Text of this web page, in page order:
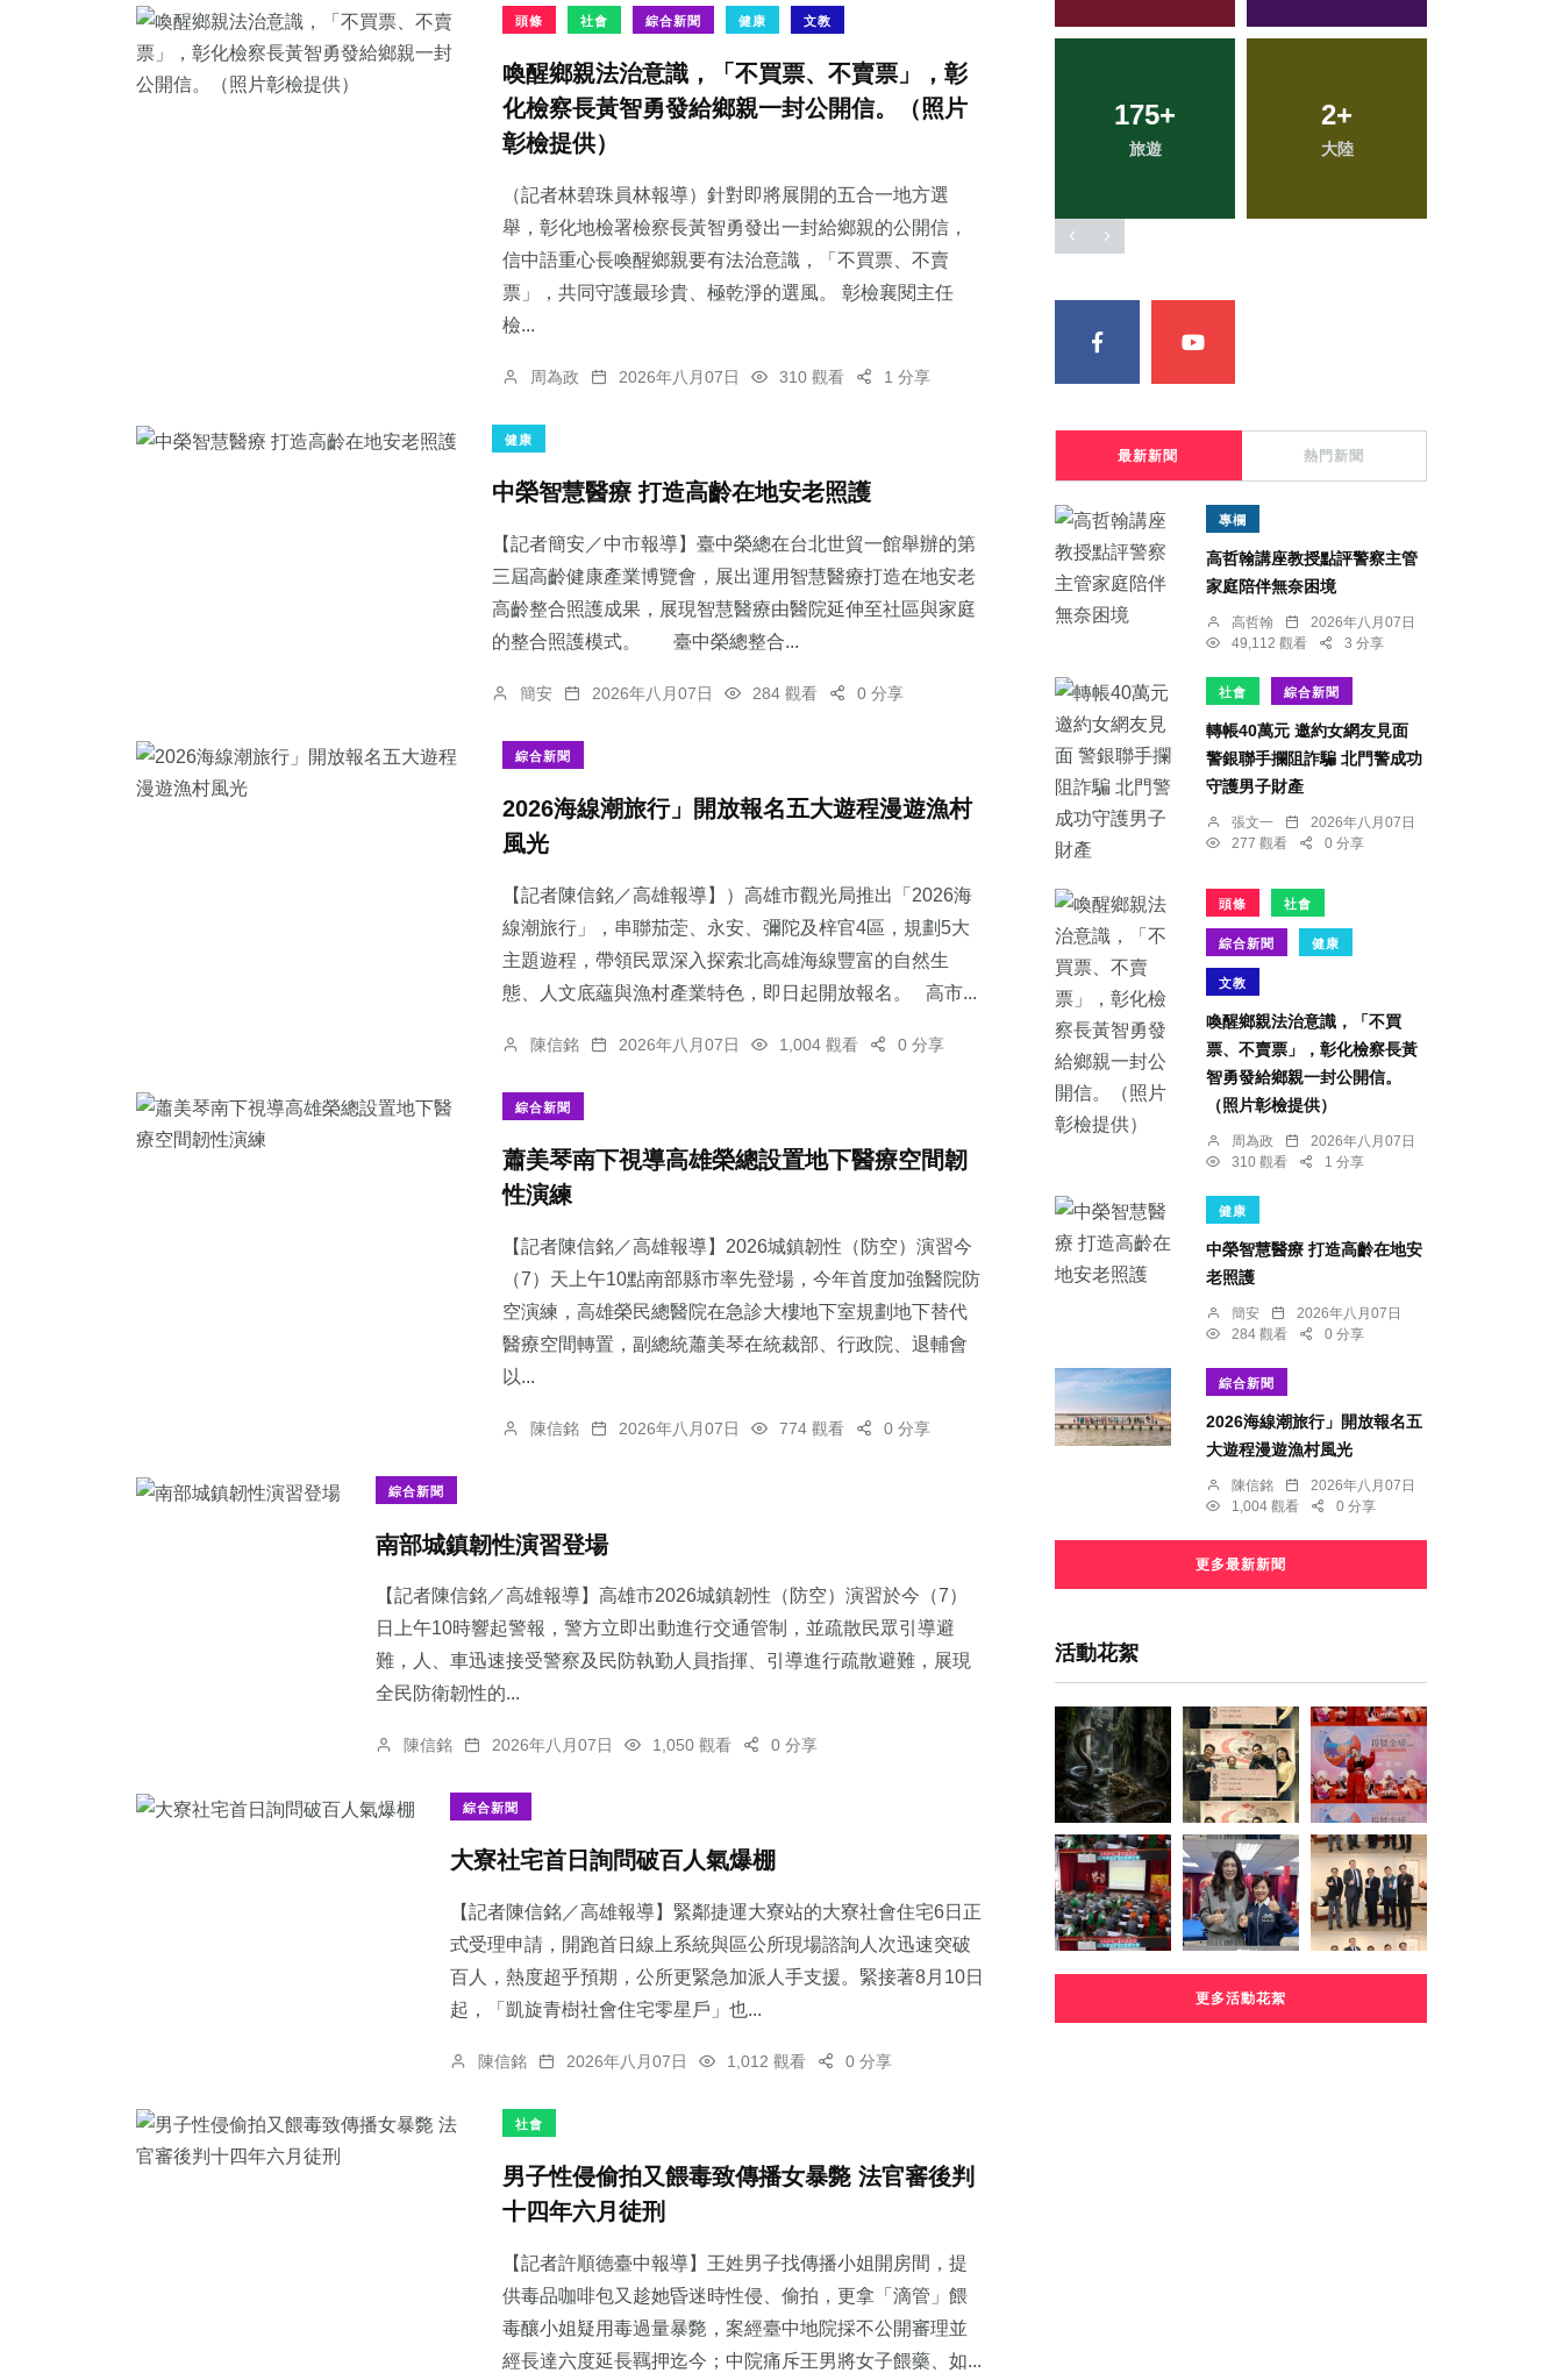
頭條 社會 綜合新聞 健康 文教
喚醒鄉親法治意識，「不買票、不賣票」，彰
化檢察長黃智勇發給鄉親一封公開信。（照片
彰檢提供）
（記者林碧珠員林報導）針對即將展開的五合一地方選
舉，彰化地檢署檢察長黃智勇發出一封給鄉親的公開信，
信中語重心長喚醒鄉親要有法治意識，「不買票、不賣
票」，共同守護最珍貴、極乾淨的選風。 彰檢襄閱主任
檢...
周為政 2026年八月07日 310 觀看 1 分享
健康
中榮智慧醫療 打造高齡在地安老照護
【記者簡安／中市報導】臺中榮總在台北世貿一館舉辦的第
三屆高齡健康產業博覽會，展出運用智慧醫療打造在地安老
高齡整合照護成果，展現智慧醫療由醫院延伸至社區與家庭
的整合照護模式。 臺中榮總整合...
簡安 2026年八月07日 284 觀看 0 分享
綜合新聞
2026海線潮旅行」開放報名五大遊程漫遊漁村
風光
【記者陳信銘／高雄報導】）高雄市觀光局推出「2026海
線潮旅行」，串聯茄萣、永安、彌陀及梓官4區，規劃5大
主題遊程，帶領民眾深入探索北高雄海線豐富的自然生
態、人文底蘊與漁村產業特色，即日起開放報名。 高市...
陳信銘 2026年八月07日 1,004 觀看 0 分享
綜合新聞
蕭美琴南下視導高雄榮總設置地下醫療空間韌
性演練
【記者陳信銘／高雄報導】2026城鎮韌性（防空）演習今
（7）天上午10點南部縣市率先登場，今年首度加強醫院防
空演練，高雄榮民總醫院在急診大樓地下室規劃地下替代
醫療空間轉置，副總統蕭美琴在統裁部、行政院、退輔會
以...
陳信銘 2026年八月07日 774 觀看 0 分享
綜合新聞
南部城鎮韌性演習登場
【記者陳信銘／高雄報導】高雄市2026城鎮韌性（防空）演習於今（7）
日上午10時響起警報，警方立即出動進行交通管制，並疏散民眾引導避
難，人、車迅速接受警察及民防執勤人員指揮、引導進行疏散避難，展現
全民防衛韌性的...
陳信銘 2026年八月07日 1,050 觀看 0 分享
綜合新聞
大寮社宅首日詢問破百人氣爆棚
【記者陳信銘／高雄報導】緊鄰捷運大寮站的大寮社會住宅6日正
式受理申請，開跑首日線上系統與區公所現場諮詢人次迅速突破
百人，熱度超乎預期，公所更緊急加派人手支援。緊接著8月10日
起，「凱旋青樹社會住宅零星戶」也...
陳信銘 2026年八月07日 1,012 觀看 0 分享
社會
男子性侵偷拍又餵毒致傳播女暴斃 法官審後判
十四年六月徒刑
【記者許順德臺中報導】王姓男子找傳播小姐開房間，提
供毒品咖啡包又趁她昏迷時性侵、偷拍，更拿「滴管」餵
毒釀小姐疑用毒過量暴斃，案經臺中地院採不公開審理並
經長達六度延長羈押迄今；中院痛斥王男將女子餵藥、如...
175+
旅遊
2+
大陸
54+
頭條
426
社會
最新新聞 熱門新聞
專欄
高哲翰講座教授點評警察主管
家庭陪伴無奈困境
高哲翰
2026年八月07日
49,112 觀看
3 分享
社會 綜合新聞
轉帳40萬元 邀約女網友見面
警銀聯手攔阻詐騙 北門警成功
守護男子財產
張文一
2026年八月07日
277 觀看
0 分享
頭條 社會
綜合新聞 健康
文教
喚醒鄉親法治意識，「不買
票、不賣票」，彰化檢察長黃
智勇發給鄉親一封公開信。
（照片彰檢提供）
周為政
2026年八月07日
310 觀看
1 分享
健康
中榮智慧醫療 打造高齡在地安
老照護
簡安
2026年八月07日
284 觀看
0 分享
綜合新聞
2026海線潮旅行」開放報名五
大遊程漫遊漁村風光
陳信銘
2026年八月07日
1,004 觀看
0 分享
更多最新新聞
活動花絮
更多活動花絮